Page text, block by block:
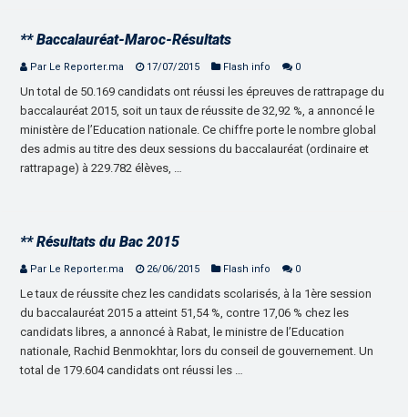
** Baccalauréat-Maroc-Résultats
Par Le Reporter.ma 17/07/2015 Flash info 0
Un total de 50.169 candidats ont réussi les épreuves de rattrapage du
baccalauréat 2015, soit un taux de réussite de 32,92 %, a annoncé le
ministère de l’Education nationale. Ce chiffre porte le nombre global
des admis au titre des deux sessions du baccalauréat (ordinaire et
rattrapage) à 229.782 élèves, …
** Résultats du Bac 2015
Par Le Reporter.ma 26/06/2015 Flash info 0
Le taux de réussite chez les candidats scolarisés, à la 1ère session
du baccalauréat 2015 a atteint 51,54 %, contre 17,06 % chez les
candidats libres, a annoncé à Rabat, le ministre de l’Education
nationale, Rachid Benmokhtar, lors du conseil de gouvernement. Un
total de 179.604 candidats ont réussi les …